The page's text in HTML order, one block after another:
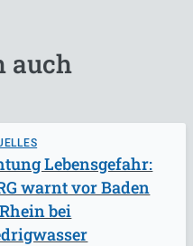
auch
Lebensgefahr:
warnt vor Baden
bei